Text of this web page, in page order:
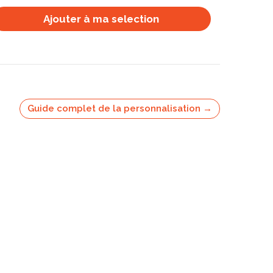
Ajouter à ma selection
Guide complet de la personnalisation →